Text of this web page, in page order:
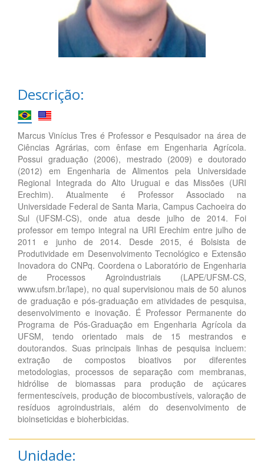
Descrição:
Marcus Vinícius Tres é Professor e Pesquisador na área de
Ciências Agrárias, com ênfase em Engenharia Agrícola.
Possui graduação (2006), mestrado (2009) e doutorado
(2012) em Engenharia de Alimentos pela Universidade
Regional Integrada do Alto Uruguai e das Missões (URI
Erechim). Atualmente é Professor Associado na
Universidade Federal de Santa Maria, Campus Cachoeira do
Sul (UFSM-CS), onde atua desde julho de 2014. Foi
professor em tempo integral na URI Erechim entre julho de
2011 e junho de 2014. Desde 2015, é Bolsista de
Produtividade em Desenvolvimento Tecnológico e Extensão
Inovadora do CNPq. Coordena o Laboratório de Engenharia
de Processos Agroindustriais (LAPE/UFSM-CS,
www.ufsm.br/lape), no qual supervisionou mais de 50 alunos
de graduação e pós-graduação em atividades de pesquisa,
desenvolvimento e inovação. É Professor Permanente do
Programa de Pós-Graduação em Engenharia Agrícola da
UFSM, tendo orientado mais de 15 mestrandos e
doutorandos. Suas principais linhas de pesquisa incluem:
extração de compostos bioativos por diferentes
metodologias, processos de separação com membranas,
hidrólise de biomassas para produção de açúcares
fermentescíveis, produção de biocombustíveis, valoração de
resíduos agroindustriais, além do desenvolvimento de
bioinseticidas e bioherbicidas.
Unidade: